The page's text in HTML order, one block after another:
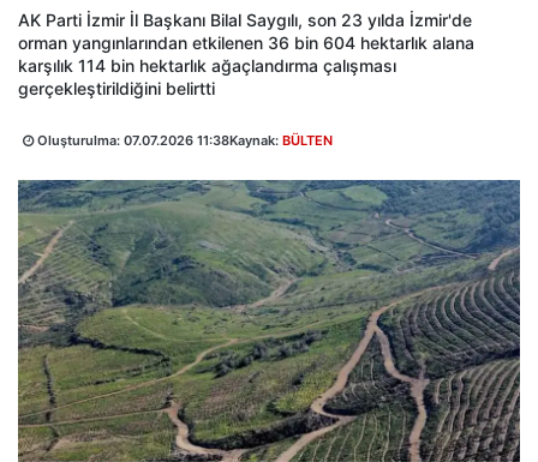
AK Parti İzmir İl Başkanı Bilal Saygılı, son 23 yılda İzmir'de
orman yangınlarından etkilenen 36 bin 604 hektarlık alana
karşılık 114 bin hektarlık ağaçlandırma çalışması
gerçekleştirildiğini belirtti
Oluşturulma: 07.07.2026 11:38Kaynak: BÜLTEN